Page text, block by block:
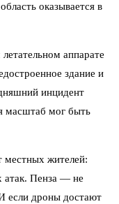
оказывается в
аппарате
здание и
инцидент
масштаб мог быть
местных жителей:
атак. Пенза — не
если дроны достают